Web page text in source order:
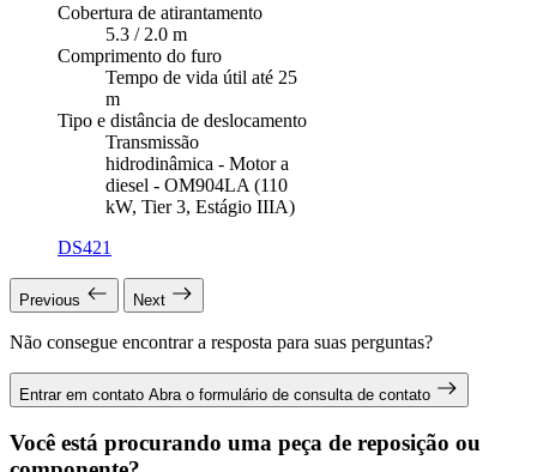
Cobertura de atirantamento
5.3 / 2.0 m
Comprimento do furo
Tempo de vida útil até 25
m
Tipo e distância de deslocamento
Transmissão
hidrodinâmica - Motor a
diesel - OM904LA (110
kW, Tier 3, Estágio IIIA)
DS421
Previous Next
Não consegue encontrar a resposta para suas perguntas?
Entrar em contato Abra o formulário de consulta de contato
Você está procurando uma peça de reposição ou